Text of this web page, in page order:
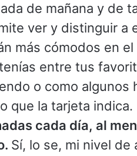
de mañana y de
ver y distinguir a
más cómodos en
entre tus
o como algunos
que la tarjeta indica.
cada día, al
Sí, lo se, mi nivel